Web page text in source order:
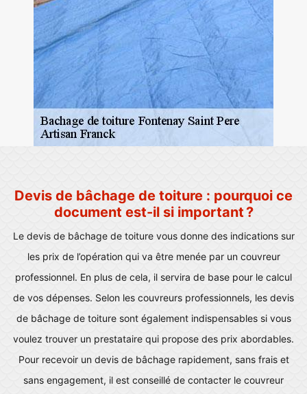
Devis de bâchage de toiture : pourquoi ce
document est-il si important ?
Le devis de bâchage de toiture vous donne des indications sur
les prix de l’opération qui va être menée par un couvreur
professionnel. En plus de cela, il servira de base pour le calcul
de vos dépenses. Selon les couvreurs professionnels, les devis
de bâchage de toiture sont également indispensables si vous
voulez trouver un prestataire qui propose des prix abordables.
Pour recevoir un devis de bâchage rapidement, sans frais et
sans engagement, il est conseillé de contacter le couvreur